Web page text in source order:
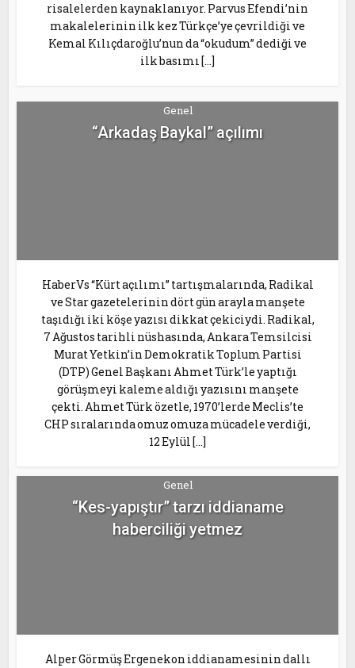
risalelerden kaynaklanıyor. Parvus Efendi’nin
makalelerinin ilk kez Türkçe’ye çevrildiği ve
Kemal Kılıçdaroğlu’nun da “okudum” dediği ve
ilk basımı […]
Genel
“Arkadaş Baykal” açılımı
HaberVs “Kürt açılımı” tartışmalarında, Radikal
ve Star gazetelerinin dört gün arayla manşete
taşıdığı iki köşe yazısı dikkat çekiciydi. Radikal,
7 Ağustos tarihli nüshasında, Ankara Temsilcisi
Murat Yetkin’in Demokratik Toplum Partisi
(DTP) Genel Başkanı Ahmet Türk’le yaptığı
görüşmeyi kaleme aldığı yazısını manşete
çekti. Ahmet Türk özetle, 1970’lerde Meclis’te
CHP sıralarında omuz omuza mücadele verdiği,
12 Eylül […]
Genel
“Kes-yapıştır” tarzı iddianame
haberciliği yetmez
Alper Görmüş Ergenekon iddianamesinin dallı